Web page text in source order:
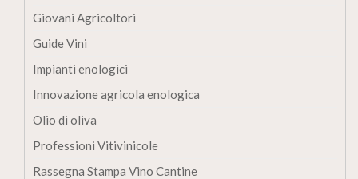
Giovani Agricoltori
Guide Vini
Impianti enologici
Innovazione agricola enologica
Olio di oliva
Professioni Vitivinicole
Rassegna Stampa Vino Cantine